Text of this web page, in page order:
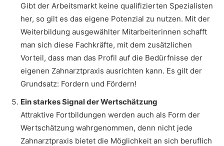
Gibt der Arbeitsmarkt keine qualifizierten Spezialisten
her, so gilt es das eigene Potenzial zu nutzen. Mit der
Weiterbildung ausgewählter Mitarbeiterinnen schafft
man sich diese Fachkräfte, mit dem zusätzlichen
Vorteil, dass man das Profil auf die Bedürfnisse der
eigenen Zahnarztpraxis ausrichten kann. Es gilt der
Grundsatz: Fordern und Fördern!
Ein starkes Signal der Wertschätzung
Attraktive Fortbildungen werden auch als Form der
Wertschätzung wahrgenommen, denn nicht jede
Zahnarztpraxis bietet die Möglichkeit an sich beruflich